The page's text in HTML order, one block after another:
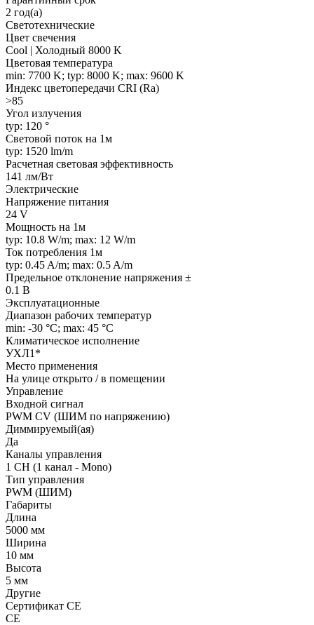
2 год(а)
Светотехнические
Цвет свечения
Cool | Холодный 8000 K
Цветовая температура
min: 7700 K; typ: 8000 K; max: 9600 K
Индекс цветопередачи CRI (Ra)
>85
Угол излучения
typ: 120 °
Световой поток на 1м
typ: 1520 lm/m
Расчетная световая эффективность
141 лм/Вт
Электрические
Напряжение питания
24 V
Мощность на 1м
typ: 10.8 W/m; max: 12 W/m
Ток потребления 1м
typ: 0.45 A/m; max: 0.5 A/m
Предельное отклонение напряжения ±
0.1 В
Эксплуатационные
Диапазон рабочих температур
min: -30 °C; max: 45 °C
Климатическое исполнение
УХЛ1*
Место применения
На улице открыто / в помещении
Управление
Входной сигнал
PWM СV (ШИМ по напряжению)
Диммируемый(ая)
Да
Каналы управления
1 CH (1 канал - Mono)
Тип управления
PWM (ШИМ)
Габариты
Длина
5000 мм
Ширина
10 мм
Высота
5 мм
Другие
Сертификат CE
CE